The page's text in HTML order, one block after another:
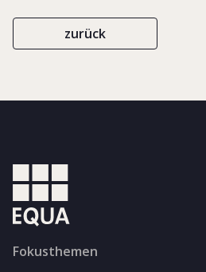
zurück
Fokusthemen